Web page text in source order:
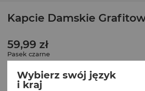
Kapcie Damskie
59,99 zł
Pasek czarne
Wybierz swój język
i kraj